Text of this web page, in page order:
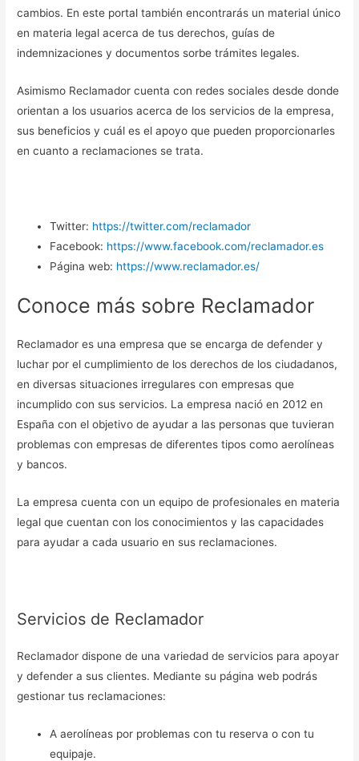
cambios. En este portal también encontrarás un material único
en materia legal acerca de tus derechos, guías de
indemnizaciones y documentos sorbe trámites legales.
Asimismo Reclamador cuenta con redes sociales desde donde
orientan a los usuarios acerca de los servicios de la empresa,
sus beneficios y cuál es el apoyo que pueden proporcionarles
en cuanto a reclamaciones se trata.
Twitter: https://twitter.com/reclamador
Facebook: https://www.facebook.com/reclamador.es
Página web: https://www.reclamador.es/
Conoce más sobre Reclamador
Reclamador es una empresa que se encarga de defender y
luchar por el cumplimiento de los derechos de los ciudadanos,
en diversas situaciones irregulares con empresas que
incumplido con sus servicios. La empresa nació en 2012 en
España con el objetivo de ayudar a las personas que tuvieran
problemas con empresas de diferentes tipos como aerolíneas
y bancos.
La empresa cuenta con un equipo de profesionales en materia
legal que cuentan con los conocimientos y las capacidades
para ayudar a cada usuario en sus reclamaciones.
Servicios de Reclamador
Reclamador dispone de una variedad de servicios para apoyar
y defender a sus clientes. Mediante su página web podrás
gestionar tus reclamaciones:
A aerolíneas por problemas con tu reserva o con tu
equipaje.